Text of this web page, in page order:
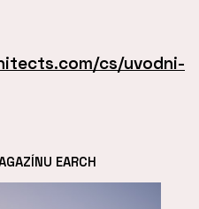
cs/uvodni-
EARCH